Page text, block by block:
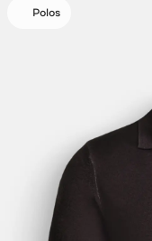
Polos